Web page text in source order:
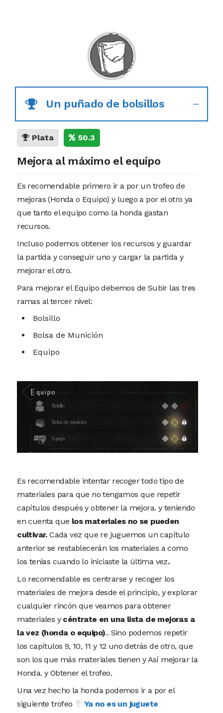
Un puñado de bolsillos
Plata 50.3
Mejora al máximo el equipo
Es recomendable primero ir a por un trofeo de
mejoras (Honda o Equipo) y luego a por el otro ya
que tanto el equipo como la honda gastan
recursos.
Incluso podemos obtener los recursos y guardar
la partida y conseguir uno y cargar la partida y
mejorar el otro.
Para mejorar el Equipo debemos de Subir las tres
ramas al tercer nivel:
Bolsillo
Bolsa de Munición
Equipo
Es recomendable intentar recoger todo tipo de
materiales para que no tengamos que repetir
capítulos después y obtener la mejora. y teniendo
en cuenta que los materiales no se pueden
cultivar.Cada vez que re juguemos un capítulo
anterior se restablecerán los materiales a como
los tenias cuando lo iniciaste la última vez.
Lo recomendable es centrarse y recoger los
materiales de mejora desde el principio, y explorar
cualquier rincón que veamos para obtener
materiales y céntrate en una lista de mejoras a
la vez (honda o equipo).. Sino podemos repetir
los capítulos 9, 10, 11 y 12 uno detrás de otro, que
son los que más materiales tienen y Así mejorar la
Honda. y Obtener el trofeo.
Una vez hecho la honda podemos ir a por el
siguiente trofeo
Ya no es un juguete